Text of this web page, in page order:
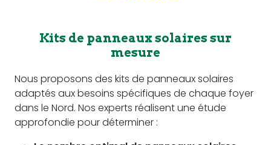
Kits de panneaux solaires sur
mesure
Nous proposons des kits de panneaux solaires
adaptés aux besoins spécifiques de chaque foyer
dans le Nord. Nos experts réalisent une étude
approfondie pour déterminer :